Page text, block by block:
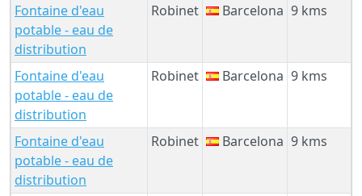
Fontaine d'eau
potable - eau de
distribution
Robinet Barcelona 9 kms
Fontaine d'eau
potable - eau de
distribution
Robinet Barcelona 9 kms
Fontaine d'eau
potable - eau de
distribution
Robinet Barcelona 9 kms